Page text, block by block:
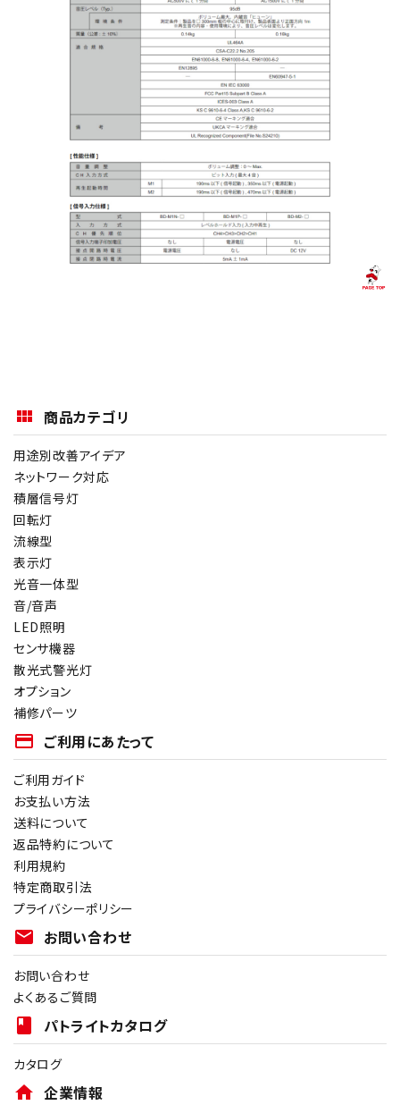
商品カテゴリ
用途別改善アイデア
ネットワーク対応
積層信号灯
回転灯
流線型
表示灯
光音一体型
音/音声
LED照明
センサ機器
散光式警光灯
オプション
補修パーツ
payment ご利用にあたって
ご利用ガイド
お支払い方法
送料について
返品特約について
利用規約
特定商取引法
プライバシーポリシー
mail お問い合わせ
お問い合わせ
よくあるご質問
book パトライトカタログ
カタログ
home 企業情報